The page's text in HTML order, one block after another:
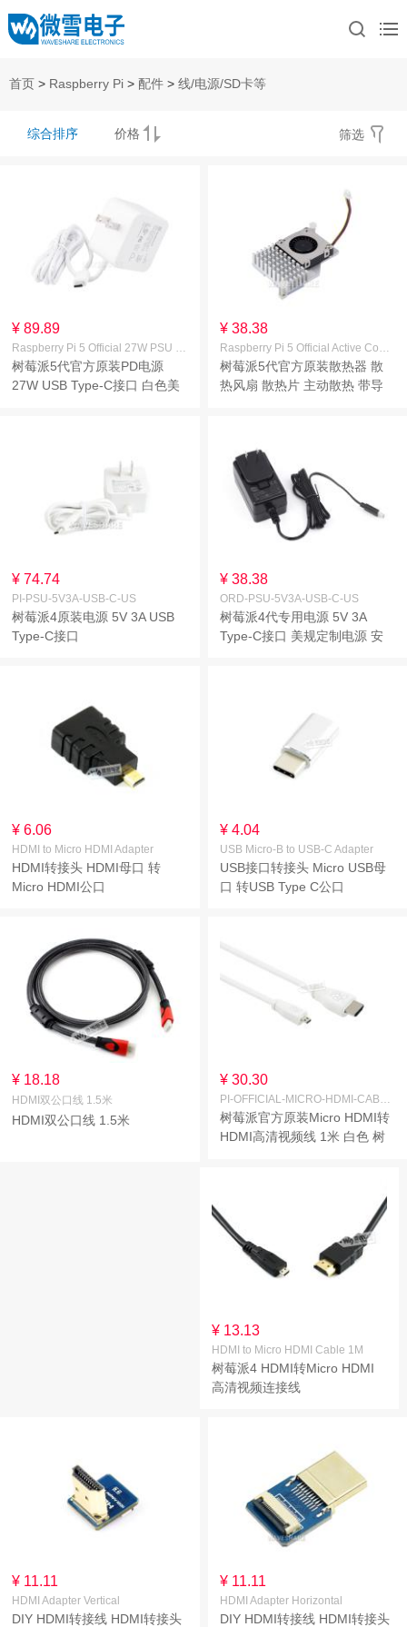
首页 > Raspberry Pi > 配件 > 线/电源/SD卡等
综合排序 价格 筛选
¥ 89.89
Raspberry Pi 5 Official 27W PSU White US
树莓派5代官方原装PD电源
27W USB Type-C接口 白色美
¥ 38.38
Raspberry Pi 5 Official Active Cooler
树莓派5代官方原装散热器 散
热风扇 散热片 主动散热 带导
¥ 74.74
PI-PSU-5V3A-USB-C-US
树莓派4原装电源 5V 3A USB
Type-C接口
¥ 38.38
ORD-PSU-5V3A-USB-C-US
树莓派4代专用电源 5V 3A
Type-C接口 美规定制电源 安
¥ 6.06
HDMI to Micro HDMI Adapter
HDMI转接头 HDMI母口 转
Micro HDMI公口
¥ 4.04
USB Micro-B to USB-C Adapter
USB接口转接头 Micro USB母
口 转USB Type C公口
¥ 18.18
HDMI双公口线 1.5米
HDMI双公口线 1.5米
¥ 30.30
PI-OFFICIAL-MICRO-HDMI-CABLE-1M
树莓派官方原装Micro HDMI转
HDMI高清视频线 1米 白色 树
¥ 13.13
HDMI to Micro HDMI Cable 1M
树莓派4 HDMI转Micro HDMI
高清视频连接线
¥ 11.11
HDMI Adapter Horizontal
DIY HDMI转接线 HDMI转接头
¥ 11.11
HDMI Adapter Vertical
DIY HDMI转接线 HDMI转接头